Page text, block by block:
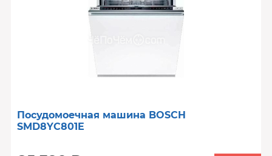
Посудомоечная машина BOSCH
SMD8YC801E